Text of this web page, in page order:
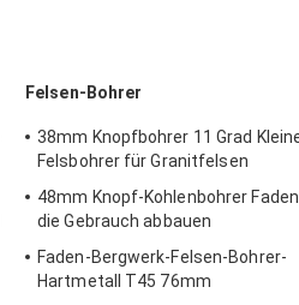
Felsen-Bohrer
38mm Knopfbohrer 11 Grad
Felsbohrer für Granitfelsen
48mm Knopf-Kohlenbohrer
die Gebrauch abbauen
Faden-Bergwerk-Felsen-Bohrer-
Hartmetall T45 76mm